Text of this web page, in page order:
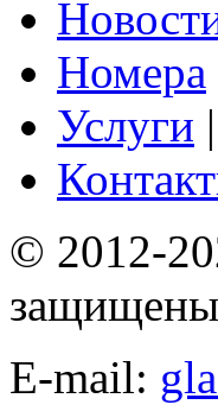
Номера
Услуги |
© 2012-
E-mail: